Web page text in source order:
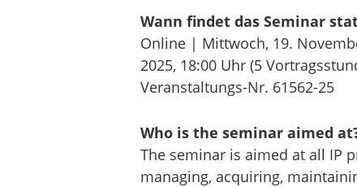
Wann findet das Seminar
Online | Mittwoch, 19.
2025, 18:00 Uhr(5
Veranstaltungs-Nr. 61562-25
Who is the seminar aimed
The seminar is aimed at all IP
managing, acquiring,